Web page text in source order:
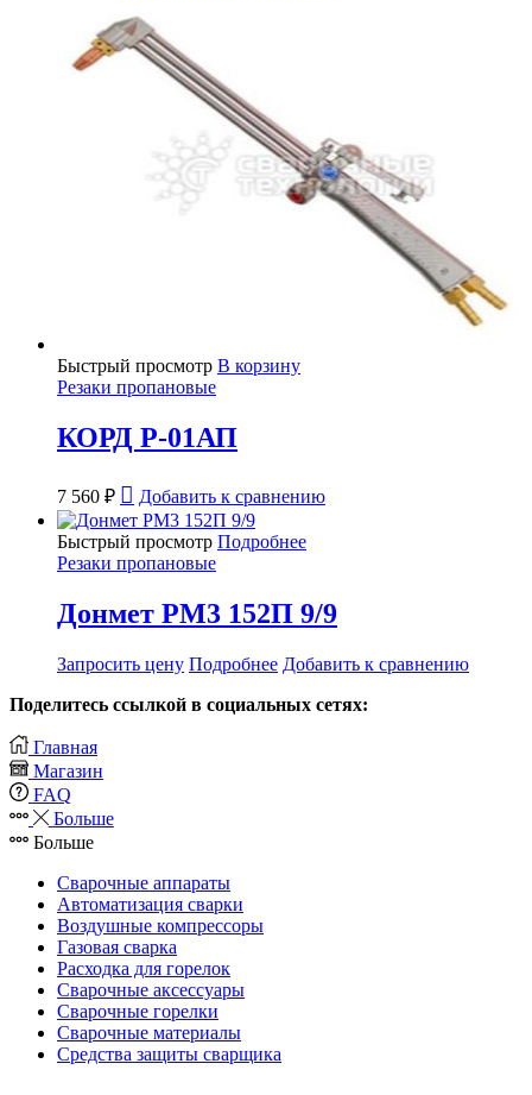
Быстрый просмотр В корзину
Резаки пропановые
КОРД Р-01АП
7 560 ₽ Добавить к сравнению
Быстрый просмотр Подробнее
Резаки пропановые
Донмет РМ3 152П 9/9
Запросить цену Подробнее Добавить к сравнению
Поделитесь ссылкой в социальных сетях:
Главная
Магазин
FAQ
Больше
Больше
Сварочные аппараты
Автоматизация сварки
Воздушные компрессоры
Газовая сварка
Расходка для горелок
Сварочные аксессуары
Сварочные горелки
Сварочные материалы
Средства защиты сварщика